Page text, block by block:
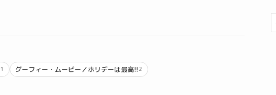
1 グーフィー・ムービー／ホリデーは最高!!2